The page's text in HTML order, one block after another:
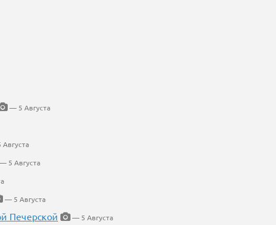
— 5 Августа
— 5 Августа
— 5 Августа
Печерской
— 5 Августа